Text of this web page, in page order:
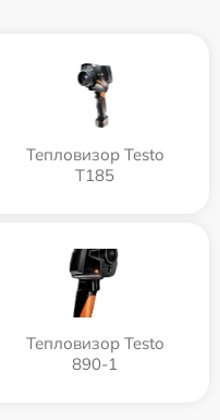
Тепловизор Testo
T185
Тепловизор Testo
890-1